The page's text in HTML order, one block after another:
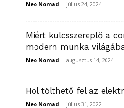
Neo Nomad - július 24, 2024
Miért kulcsszereplő a
modern munka
Neo Nomad - augusztus 14, 2024
Hol tölthető fel az
Neo Nomad - július 31, 2022